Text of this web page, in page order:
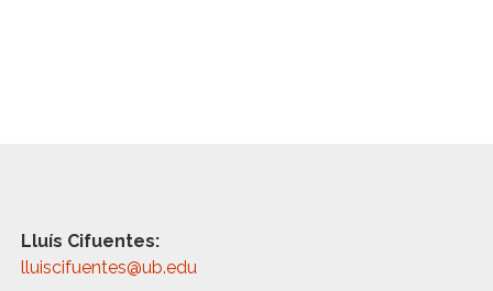
Lluís Cifuentes:
lluiscifuentes@ub.edu